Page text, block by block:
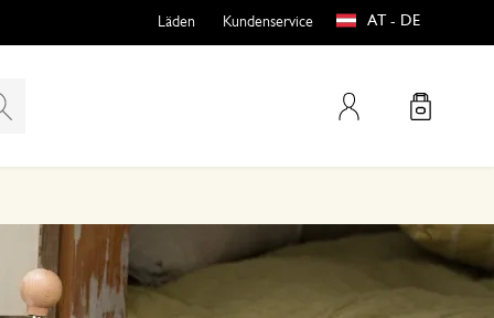
Mein Konto
Läden Kundenservice AT - DE